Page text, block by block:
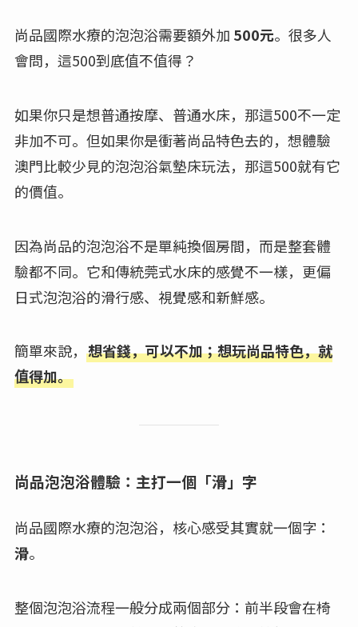
尚品國際水療的泡泡浴需要額外加 500元。很多人
會問，這500到底值不值得？
如果你只是想普通按摩、普通水床，那這500不一定
非加不可。但如果你是衝著尚品特色去的，想體驗
澳門比較少見的泡泡浴氣墊床玩法，那這500就有它
的價值。
因為尚品的泡泡浴不是單純換個房間，而是整套體
驗都不同。它和傳統莞式水床的感覺不一樣，更偏
日式泡泡浴的滑行感、視覺感和新鮮感。
簡單來說， 想省錢，可以不加；想玩尚品特色，就
值得加。
尚品泡泡浴體驗：主打一個「滑」字
尚品國際水療的泡泡浴，核心感受其實就一個字：
滑。
整個泡泡浴流程一般分成兩個部分：前半段會在椅